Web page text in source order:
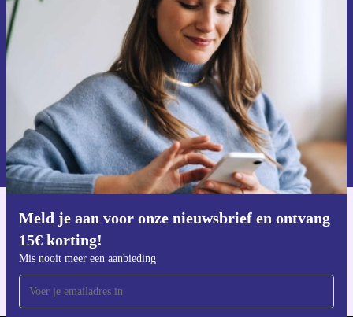
Meld je aan voor onze nieuwsbrief en ontvang
15€ korting!
Mis nooit meer een aanbieding
ontvang €15 korting!
Mis nooit meer een aanbieding.
Voucher aanvragen
Informatie over het gebruik van persoonsgegevens vind je in ons
privacybeleid
Download de refurbed app